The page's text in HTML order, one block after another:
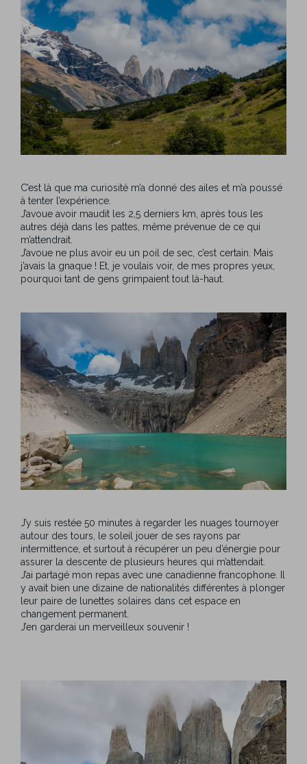
C’est là que ma curiosité m’a donné des ailes et m’a poussé
à tenter l’expérience.
J’avoue avoir maudit les 2,5 derniers km, après tous les
autres déjà dans les pattes, même prévenue de ce qui
m’attendrait.
J’avoue ne plus avoir eu un poil de sec, c’est certain. Mais
j’avais la gnaque ! Et, je voulais voir, de mes propres yeux,
pourquoi tant de gens grimpaient tout là-haut.
J’y suis restée 50 minutes à regarder les nuages tournoyer
autour des tours, le soleil jouer de ses rayons par
intermittence, et surtout à récupérer un peu d’énergie pour
assurer la descente de plusieurs heures qui m’attendait.
J’ai partagé mon repas avec une canadienne francophone. Il
y avait bien une dizaine de nationalités différentes à plonger
leur paire de lunettes solaires dans cet espace en
changement permanent.
J’en garderai un merveilleux souvenir !